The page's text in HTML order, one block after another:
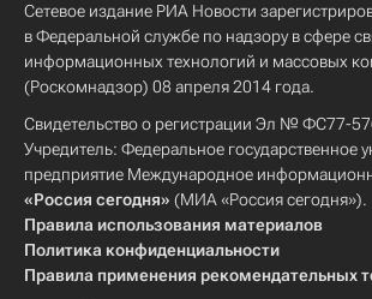
Сетевое издание РИА Новости
в Федеральной службе по надзору в сфере
информационных технологий и массовых
(Роскомнадзор) 08 апреля 2014 года.
Свидетельство о регистрации Эл № ФС77-
Учредитель: Федеральное государственное
предприятие Международное
«Россия сегодня» (МИА «Россия сегодня»).
Правила использования материалов
Политика конфиденциальности
Правила применения рекомендательных